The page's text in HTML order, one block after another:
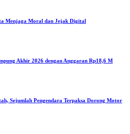
Menjaga Moral dan Jejak Digital
Akhir 2026 dengan Anggaran Rp18,6 M
Sejumlah Pengendara Terpaksa Dorong Motor